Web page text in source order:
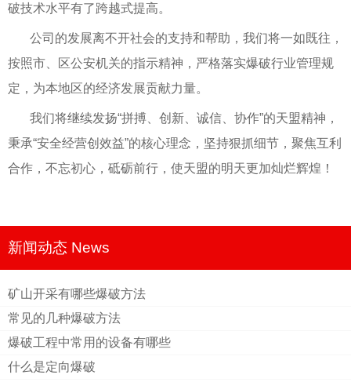
破技术水平有了跨越式提高。
公司的发展离不开社会的支持和帮助，我们将一如既往，
按照市、区公安机关的指示精神，严格落实爆破行业管理规
定，为本地区的经济发展贡献力量。
我们将继续发扬“拼搏、创新、诚信、协作”的天盟精神，
秉承“安全经营创效益”的核心理念，坚持狠抓细节，聚焦互利
合作，不忘初心，砥砺前行，使天盟的明天更加灿烂辉煌！
新闻动态 News
矿山开采有哪些爆破方法
常见的几种爆破方法
爆破工程中常用的设备有哪些
什么是定向爆破